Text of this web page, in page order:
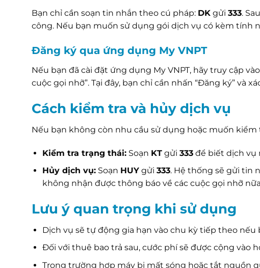
Bạn chỉ cần soạn tin nhắn theo cú pháp: DK gửi 333.
công. Nếu bạn muốn sử dụng gói dịch vụ có kèm tính
Đăng ký qua ứng dụng My VNPT
Nếu bạn đã cài đặt ứng dụng My VNPT, hãy truy cập
cuộc gọi nhỡ”. Tại đây, bạn chỉ cần nhấn “Đăng ký” và
Cách kiểm tra và hủy dịch vụ
Nếu bạn không còn nhu cầu sử dụng hoặc muốn
Kiểm tra trạng thái:Soạn KTgửi 333để biết dịch vụ
Hủy dịch vụ:Soạn HUYgửi 333. Hệ thống sẽ gửi tin
không nhận được thông báo về các cuộc gọi nhỡ
Lưu ý quan trọng khi sử dụng
Dịch vụ sẽ tự động gia hạn vào chu kỳ tiếp theo
Đối với thuê bao trả sau, cước phí sẽ được cộng vào
Trong trường hợp máy bị mất sóng hoặc tắt nguồn